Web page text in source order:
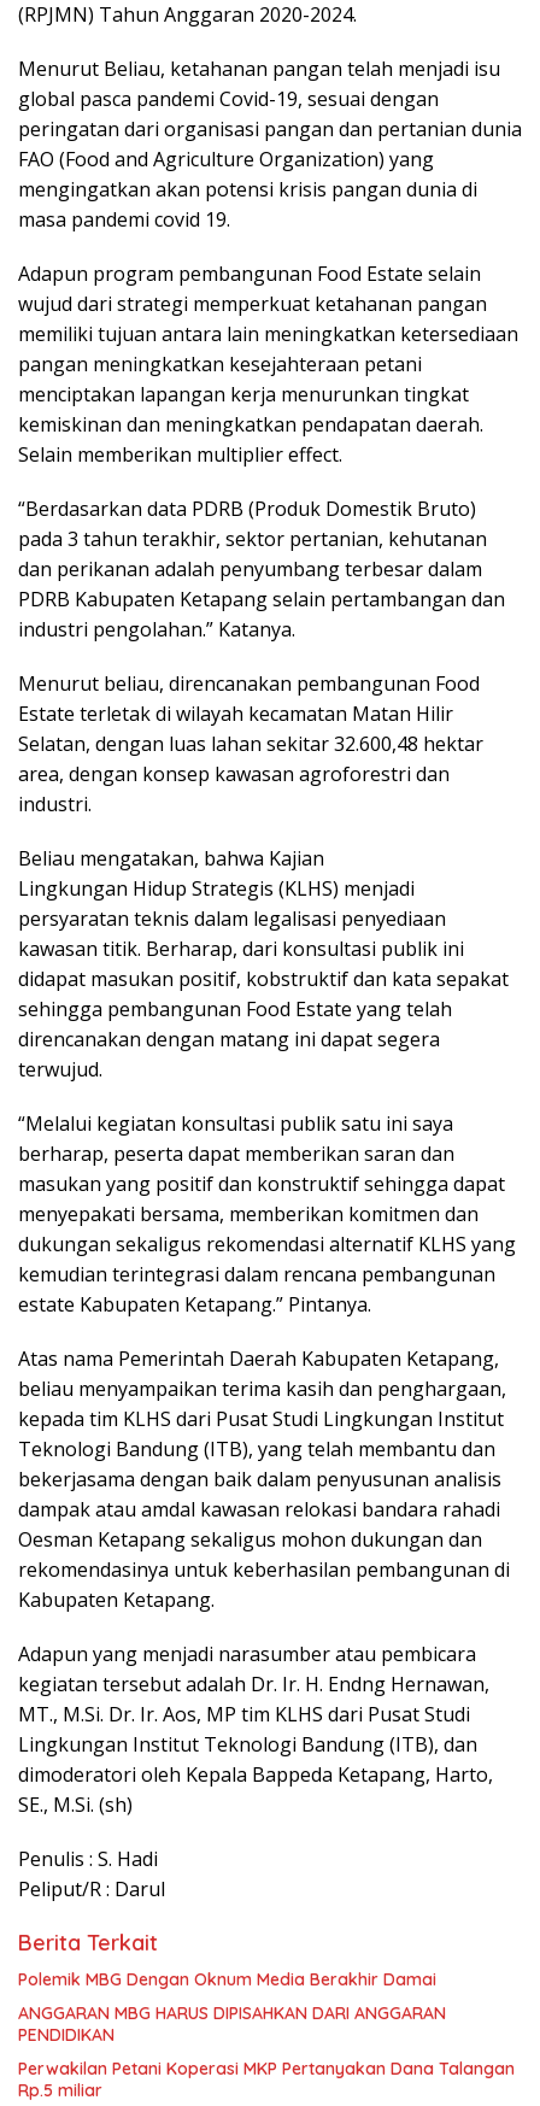
(RPJMN) Tahun Anggaran 2020-2024.
Menurut Beliau, ketahanan pangan telah menjadi isu
global pasca pandemi Covid-19, sesuai dengan
peringatan dari organisasi pangan dan pertanian dunia
FAO (Food and Agriculture Organization) yang
mengingatkan akan potensi krisis pangan dunia di
masa pandemi covid 19.
Adapun program pembangunan Food Estate selain
wujud dari strategi memperkuat ketahanan pangan
memiliki tujuan antara lain meningkatkan ketersediaan
pangan meningkatkan kesejahteraan petani
menciptakan lapangan kerja menurunkan tingkat
kemiskinan dan meningkatkan pendapatan daerah.
Selain memberikan multiplier effect.
“Berdasarkan data PDRB (Produk Domestik Bruto)
pada 3 tahun terakhir, sektor pertanian, kehutanan
dan perikanan adalah penyumbang terbesar dalam
PDRB Kabupaten Ketapang selain pertambangan dan
industri pengolahan.” Katanya.
Menurut beliau, direncanakan pembangunan Food
Estate terletak di wilayah kecamatan Matan Hilir
Selatan, dengan luas lahan sekitar 32.600,48 hektar
area, dengan konsep kawasan agroforestri dan
industri.
Beliau mengatakan, bahwa Kajian
Lingkungan Hidup Strategis (KLHS) menjadi
persyaratan teknis dalam legalisasi penyediaan
kawasan titik. Berharap, dari konsultasi publik ini
didapat masukan positif, kobstruktif dan kata sepakat
sehingga pembangunan Food Estate yang telah
direncanakan dengan matang ini dapat segera
terwujud.
“Melalui kegiatan konsultasi publik satu ini saya
berharap, peserta dapat memberikan saran dan
masukan yang positif dan konstruktif sehingga dapat
menyepakati bersama, memberikan komitmen dan
dukungan sekaligus rekomendasi alternatif KLHS yang
kemudian terintegrasi dalam rencana pembangunan
estate Kabupaten Ketapang.” Pintanya.
Atas nama Pemerintah Daerah Kabupaten Ketapang,
beliau menyampaikan terima kasih dan penghargaan,
kepada tim KLHS dari Pusat Studi Lingkungan Institut
Teknologi Bandung (ITB), yang telah membantu dan
bekerjasama dengan baik dalam penyusunan analisis
dampak atau amdal kawasan relokasi bandara rahadi
Oesman Ketapang sekaligus mohon dukungan dan
rekomendasinya untuk keberhasilan pembangunan di
Kabupaten Ketapang.
Adapun yang menjadi narasumber atau pembicara
kegiatan tersebut adalah Dr. Ir. H. Endng Hernawan,
MT., M.Si. Dr. Ir. Aos, MP tim KLHS dari Pusat Studi
Lingkungan Institut Teknologi Bandung (ITB), dan
dimoderatori oleh Kepala Bappeda Ketapang, Harto,
SE., M.Si. (sh)
Penulis : S. Hadi
Peliput/R : Darul
Berita Terkait
Polemik MBG Dengan Oknum Media Berakhir Damai
ANGGARAN MBG HARUS DIPISAHKAN DARI ANGGARAN
PENDIDIKAN
Perwakilan Petani Koperasi MKP Pertanyakan Dana Talangan
Rp.5 miliar